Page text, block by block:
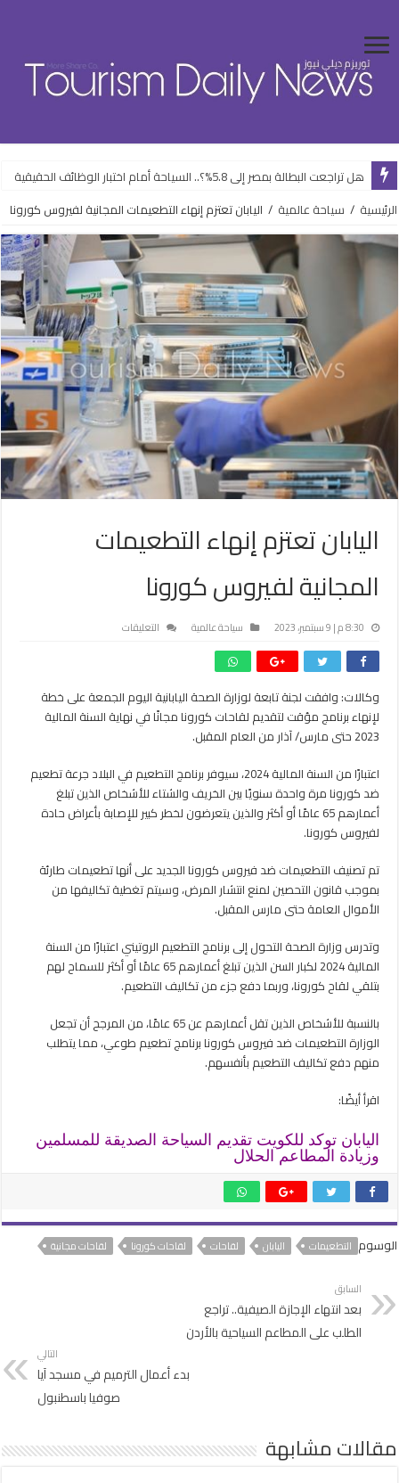
هل تراجعت البطالة بمصر إلى 5.8%؟.. السياحة أمام اختبار الوظائف الحقيقية
الرئيسية / سياحة عالمية / اليابان تعتزم إنهاء التطعيمات المجانية لفيروس كورونا
اليابان تعتزم إنهاء التطعيمات
المجانية لفيروس كورونا
8:30 م | 9 سبتمبر، 2023 سياحة عالمية التعليقات
التطعيمات
المجانية
مغلقة
وكالات: وافقت لجنة تابعة لوزارة الصحة اليابانية اليوم الجمعة على خطة
لإنهاء برنامج مؤقت لتقديم لقاحات كورونا مجانًا في نهاية السنة المالية
2023 حتى مارس/ آذار من العام المقبل.
اعتبارًا من السنة المالية 2024، سيوفر برنامج التطعيم في البلاد جرعة تطعيم
ضد كورونا مرة واحدة سنويًا بين الخريف والشتاء للأشخاص الذين تبلغ
أعمارهم 65 عامًا أو أكثر والذين يتعرضون لخطر كبير للإصابة بأعراض حادة
لفيروس كورونا.
تم تصنيف التطعيمات ضد فيروس كورونا الجديد على أنها تطعيمات طارئة
بموجب قانون التحصين لمنع انتشار المرض، وسيتم تغطية تكاليفها من
الأموال العامة حتى مارس المقبل.
وتدرس وزارة الصحة التحول إلى برنامج التطعيم الروتيني اعتبارًا من السنة
المالية 2024 لكبار السن الذين تبلغ أعمارهم 65 عامًا أو أكثر للسماح لهم
بتلقي لقاح كورونا، وربما دفع جزء من تكاليف التطعيم.
بالنسبة للأشخاص الذين تقل أعمارهم عن 65 عامًا، من المرجح أن تجعل
الوزارة التطعيمات ضد فيروس كورونا برنامج تطعيم طوعي، مما يتطلب
منهم دفع تكاليف التطعيم بأنفسهم.
اقرأ أيضًا:
اليابان توكد للكويت تقديم السياحة الصديقة للمسلمين
وزيادة المطاعم الحلال
الوسوم التطعيمات اليابان لقاحات لقاحات كورونا لقاحات مجانية
السابق
بعد انتهاء الإجازة الصيفية.. تراجع
الطلب على المطاعم السياحية بالأردن
التالي
بدء أعمال الترميم في مسجد آيا
صوفيا باسطنبول
مقالات مشابهة